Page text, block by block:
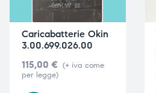
Caricabatterie Okin
3.00.699.026.00
115,00 € (+ iva come
per legge)